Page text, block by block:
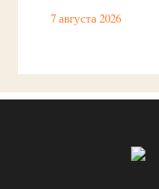
7 августа 2026